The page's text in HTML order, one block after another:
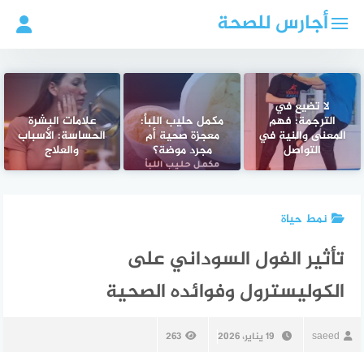
أجارس للصحة
لا تضيع في
الترجمة: فهم
المعنى والنية في
التواصل
مكمل حليب اللبأ:
معجزة صحية أم
مجرد موضة؟
علامات البشرة
الحساسة: الأسباب
والعلاج
نمط حياة
تأثير الفول السوداني على
الكوليسترول وفوائده الصحية
saeed 19 يناير، 2026 263